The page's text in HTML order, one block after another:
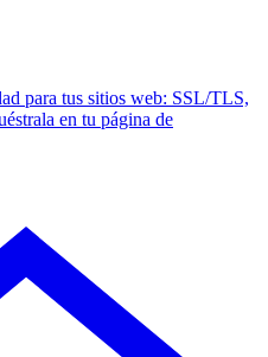
para tus sitios web: SSL/TLS,
en tu página de